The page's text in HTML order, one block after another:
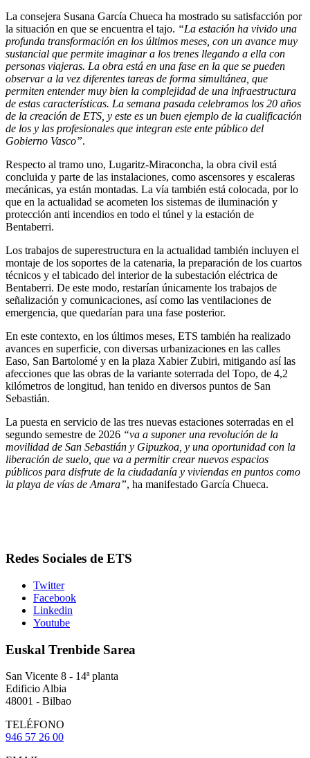
La consejera Susana García Chueca ha mostrado su satisfacción por
la situación en que se encuentra el tajo. “La estación ha vivido una
profunda transformación en los últimos meses, con un avance muy
sustancial que permite imaginar a los trenes llegando a ella con
personas viajeras. La obra está en una fase en la que se pueden
observar a la vez diferentes tareas de forma simultánea, que
permiten entender muy bien la complejidad de una infraestructura
de estas características. La semana pasada celebramos los 20 años
de la creación de ETS, y este es un buen ejemplo de la cualificación
de los y las profesionales que integran este ente público del
Gobierno Vasco”.
Respecto al tramo uno, Lugaritz-Miraconcha, la obra civil está
concluida y parte de las instalaciones, como ascensores y escaleras
mecánicas, ya están montadas. La vía también está colocada, por lo
que en la actualidad se acometen los sistemas de iluminación y
protección anti incendios en todo el túnel y la estación de
Bentaberri.
Los trabajos de superestructura en la actualidad también incluyen el
montaje de los soportes de la catenaria, la preparación de los cuartos
técnicos y el tabicado del interior de la subestación eléctrica de
Bentaberri. De este modo, restarían únicamente los trabajos de
señalización y comunicaciones, así como las ventilaciones de
emergencia, que quedarían para una fase posterior.
En este contexto, en los últimos meses, ETS también ha realizado
avances en superficie, con diversas urbanizaciones en las calles
Easo, San Bartolomé y en la plaza Xabier Zubiri, mitigando así las
afecciones que las obras de la variante soterrada del Topo, de 4,2
kilómetros de longitud, han tenido en diversos puntos de San
Sebastián.
La puesta en servicio de las tres nuevas estaciones soterradas en el
segundo semestre de 2026 “va a suponer una revolución de la
movilidad de San Sebastián y Gipuzkoa, y una oportunidad con la
liberación de suelo, que va a permitir crear nuevos espacios
públicos para disfrute de la ciudadanía y viviendas en puntos como
la playa de vías de Amara”, ha manifestado García Chueca.
Redes Sociales de ETS
Twitter
Facebook
Linkedin
Youtube
Euskal Trenbide Sarea
San Vicente 8 - 14ª planta
Edificio Albia
48001 - Bilbao
TELÉFONO
946 57 26 00